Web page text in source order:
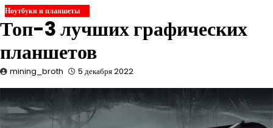
Ноутбуки и планшеты
Топ-3 лучших графических
планшетов
mining_broth 5 декабря 2022